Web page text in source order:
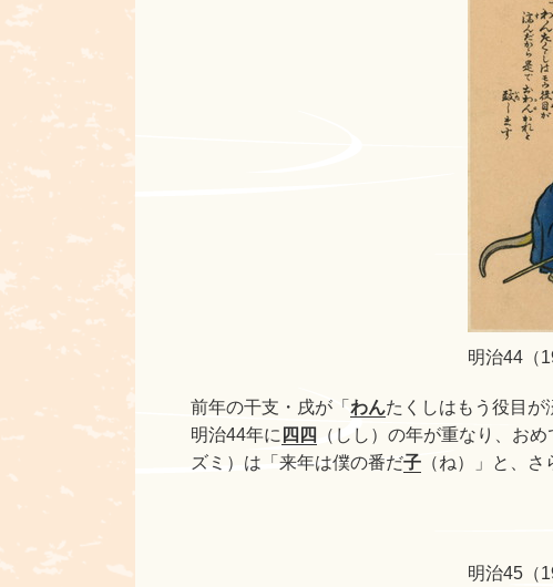
明治44（
前年の干支・戌が「 わんたくしはもう役目が
明治44年に 四四 （しし）の年が重なり、お
ズミ）は「来年は僕の番だ子 （ね）」と、
明治45（